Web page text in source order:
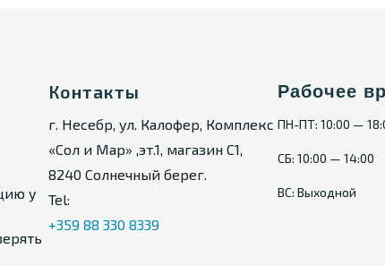
у
Контакты
г. Несебр, ул. Калофер, Комплекс
«Сол и Мар» ,эт.1, магазин С1,
8240 Солнечный берег.
Tel:
+359 88 330 8339
Рабочее
ПН-ПТ: 10:00 —
СБ: 10:00 — 14:00
ВС: Выходной